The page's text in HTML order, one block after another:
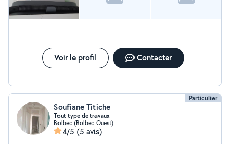
Voir le profil Contacter
Particulier
Soufiane Titiche
Tout type de travaux
Bolbec (Bolbec Ouest)
4/5 (5 avis)